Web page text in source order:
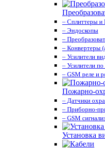
– Сплиттеры и
– Эндоскопы
–
– Конвертеры
– Усилители
– Усилители по
– GSM реле и
Пожарно-
– Датчики
– Приборно-
– GSM
Установка